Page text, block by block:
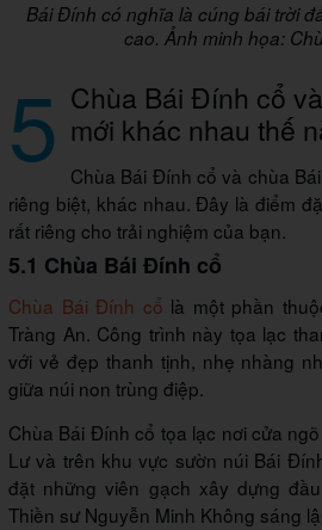
Bái Đính có nghĩa là cúng bái trời
cao. Ảnh minh họa:
5 Chùa Bái Đính cổ
mới khác nhau thế
Chùa Bái Đính cổ và chùa
riêng biệt, khác nhau. Đây là điểm
rất riêng cho trải nghiệm của bạn.
5.1 Chùa Bái Đính cổ
Chùa Bái Đính cổ là một phần
Tràng An. Công trình này tọa lạc
với vẻ đẹp thanh tịnh, nhẹ nhàng
giữa núi non trùng điệp.
Chùa Bái Đính cổ tọa lạc nơi cửa
Lư và trên khu vực sườn núi Bái
đặt những viên gạch xây dựng
Thiền sư Nguyễn Minh Không sáng